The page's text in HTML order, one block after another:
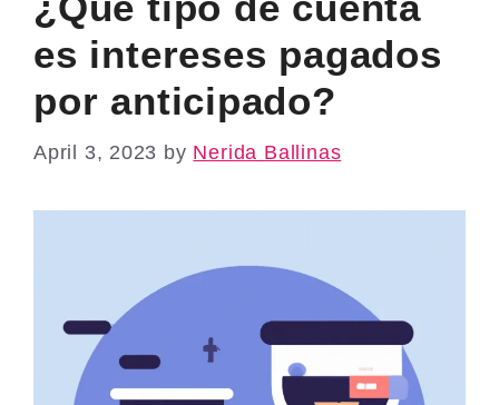
es intereses pagados
por anticipado?
April 3, 2023 by Nerida Ballinas